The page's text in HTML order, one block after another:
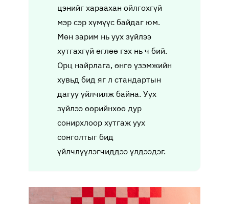
цэнийг хараахан ойлгохгүй
мэр сэр хүмүүс байдаг юм.
Мөн зарим нь уух зүйлээ
хутгахгүй өглөө гэх нь ч бий.
Орц найрлага, өнгө үзэмжийн
хувьд бид яг л стандартын
дагуу үйлчилж байна. Уух
зүйлээ өөрийнхөө дур
сонирхлоор хутгаж уух
сонголтыг бид
үйлчлүүлэгчиддээ үлдээдэг.